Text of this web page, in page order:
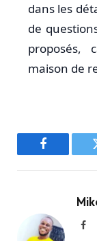
dans les
de
proposés,
maison de
Facebook